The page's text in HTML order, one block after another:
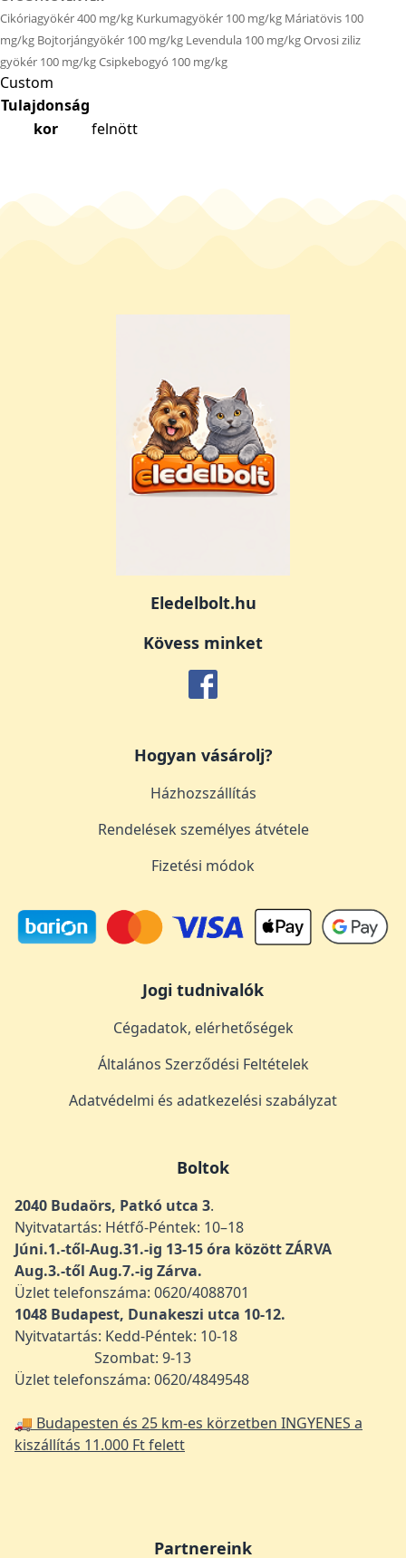
Cikóriagyökér 400 mg/kg Kurkumagyökér 100 mg/kg Máriatövis 100
mg/kg Bojtorjángyökér 100 mg/kg Levendula 100 mg/kg Orvosi ziliz
gyökér 100 mg/kg Csipkebogyó 100 mg/kg
Custom
Tulajdonság
kor
felnött
Eledelbolt.hu
Kövess minket
Hogyan vásárolj?
Házhozszállítás
Rendelések személyes átvétele
Fizetési módok
Jogi tudnivalók
Cégadatok, elérhetőségek
Általános Szerződési Feltételek
Adatvédelmi és adatkezelési szabályzat
Boltok
2040 Budaörs, Patkó utca 3.
Nyitvatartás: Hétfő-Péntek: 10–18
Júni.1.-től-Aug.31.-ig 13-15 óra között ZÁRVA
Aug.3.-től Aug.7.-ig Zárva.
Üzlet telefonszáma: 0620/4088701
1048 Budapest, Dunakeszi utca 10-12.
Nyitvatartás: Kedd-Péntek: 10-18
Szombat: 9-13
Üzlet telefonszáma: 0620/4849548
🚚 Budapesten és 25 km-es körzetben INGYENES a
kiszállítás 11.000 Ft felett
Partnereink